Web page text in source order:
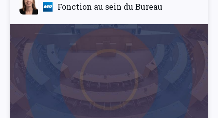
Fonction au sein du Bureau